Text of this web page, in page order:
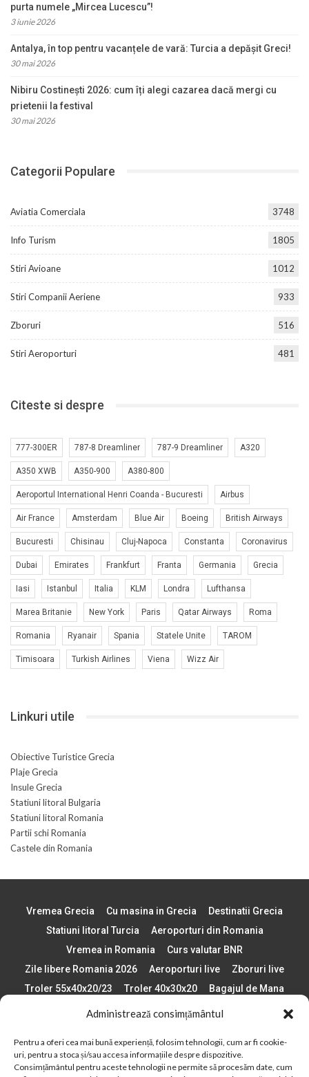
Administrează consimțământul
Pentru a oferi cea mai bună experiență, folosim tehnologii, cum ar fi cookie-
uri, pentru a stoca și/sau accesa informațiile despre dispozitive.
Consimțământul pentru aceste tehnologii ne permite să procesăm date, cum
purta numele „Mircea Lucescu”!
3 iunie 2026
Antalya, în top pentru vacanțele de vară: Turcia a depășit Greci!
30 mai 2026
Nibiru Costinești 2026: cum îți alegi cazarea dacă mergi cu
prietenii la festival
30 mai 2026
Categorii Populare
Aviatia Comerciala 3748
Info Turism 1805
Stiri Avioane 1012
Stiri Companii Aeriene 933
Zboruri 516
Stiri Aeroporturi 481
Citeste si despre
777-300ER 787-8 Dreamliner 787-9 Dreamliner A320
A350 XWB A350-900 A380-800
Aeroportul International Henri Coanda - Bucuresti Airbus
Air France Amsterdam Blue Air Boeing British Airways
Bucuresti Chisinau Cluj-Napoca Constanta Coronavirus
Dubai Emirates Frankfurt Franta Germania Grecia
Iasi Istanbul Italia KLM Londra Lufthansa
Marea Britanie New York Paris Qatar Airways Roma
Romania Ryanair Spania Statele Unite TAROM
Timisoara Turkish Airlines Viena Wizz Air
Linkuri utile
Obiective Turistice Grecia
Plaje Grecia
Insule Grecia
Statiuni litoral Bulgaria
Statiuni litoral Romania
Partii schi Romania
Castele din Romania
Vremea Grecia Cu masina in Grecia
Destinatii Grecia
Statiuni litoral Turcia
Aeroporturi din Romania
Vremea in Romania
Curs valutar BNR
Zile libere Romania 2026
Aeroporturi live
Zboruri live
Troler 55x40x20/23
Troler 40x30x20
Bagajul de Mana
Paste 2026
Cele mai bune telefoane
Plaje din Europa
Concerte Romania 2025
Asigurare de calatorie
Când se schimba ora în 2026